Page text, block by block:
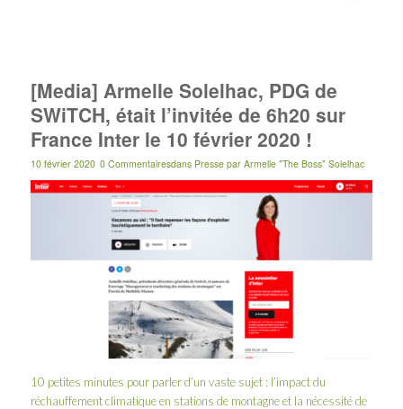
[Media] Armelle Solelhac, PDG de
SWiTCH, était l’invitée de 6h20 sur
France Inter le 10 février 2020 !
10 février 2020 0 Commentairesdans Presse par Armelle "The Boss" Solelhac
10 petites minutes pour parler d’un vaste sujet : l’impact du
réchauffement climatique en stations de montagne et la nécessité de